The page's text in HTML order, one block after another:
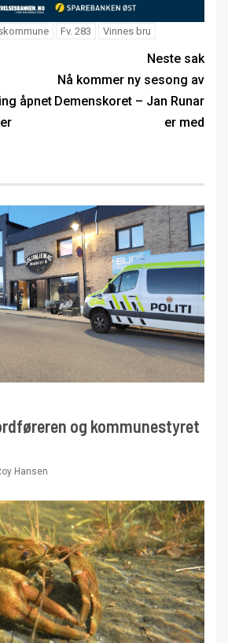
Fv. 283 Vinnes bru
åpnet
Neste sak
Nå kommer ny sesong av
Demenskoret – Jan Runar
er med
og kommunestyret
Hansen